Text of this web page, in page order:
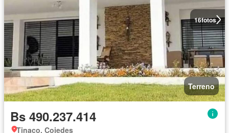
16fotos
Terreno
Bs 490.237.414
Tinaco, Cojedes